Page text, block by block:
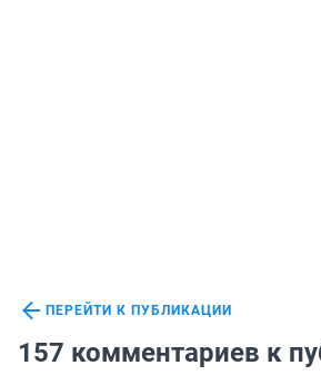
ПЕРЕЙТИ К ПУБЛИКАЦИИ
157 комментариев к